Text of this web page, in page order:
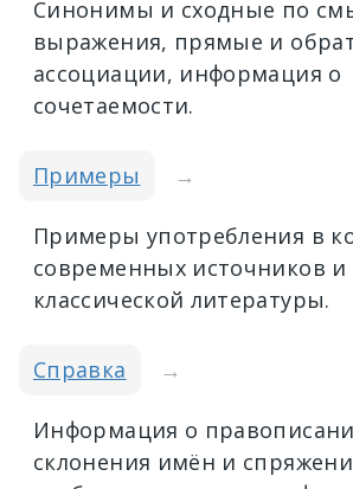
Синонимы и сходные по
выражения, прямые и
ассоциации, информация о
сочетаемости.
Примеры →
Примеры употребления в
современных источников и
классической литературы.
Справка →
Информация о
склонения имён и